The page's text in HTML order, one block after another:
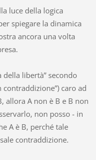
luce della logica
spiegare la dinamica
ancora una volta
libertà” secondo
contraddizione”) caro ad
allora A non è B e B non
non posso - in
A è B, perché tale
contraddizione.